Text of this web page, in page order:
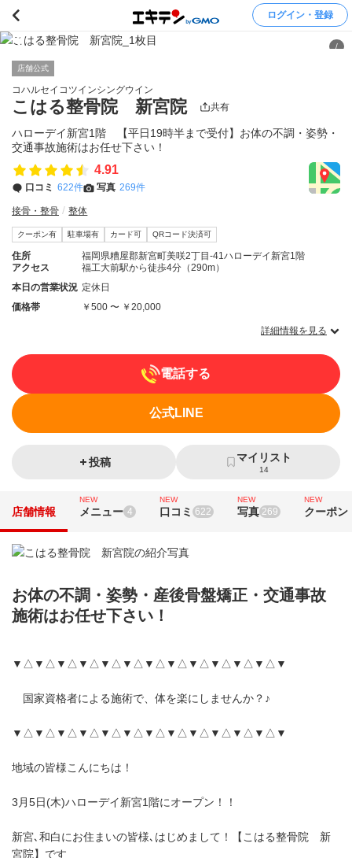
ログイン・登録
/
店舗公式
コハルセイコツインシングウイン
こはる整骨院 新宮院 共有
ハローデイ新宮1階 【平日19時半まで受付】お体の不調・姿勢・
交通事故施術はお任せ下さい！
4.91
口コミ 622件 写真 269件
接骨・整骨 整体
クーポン有 駐車場有 カード可 QRコード決済可
住所
福岡県糟屋郡新宮町美咲2丁目-41ハローデイ新宮1階
アクセス
福工大前駅から徒歩4分（290m）
本日の営業状況 定休日
価格帯
￥500 〜 ￥20,000
詳細情報を見る
電話する
公式LINE
投稿 マイリスト
14
店舗情報
NEW
メニュー 4
NEW
口コミ 622
NEW
写真 269
NEW
クーポン
お体の不調・姿勢・産後骨盤矯正・交通事故
施術はお任せ下さい！
▼△▼△▼△▼△▼△▼△▼△▼△▼△▼△▼△▼△▼
国家資格者による施術で、体を楽にしませんか？♪
▼△▼△▼△▼△▼△▼△▼△▼△▼△▼△▼△▼△▼
地域の皆様こんにちは！
3月5日(木)ハローデイ新宮1階にオープン！！
新宮､和白にお住まいの皆様､はじめまして！【こはる整骨院 新
宮院】です